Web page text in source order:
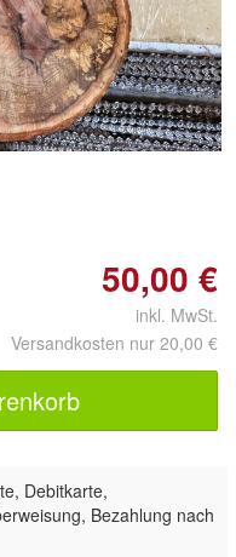
zum
50,00 €
inkl. MwSt.
Versandkosten nur 20,00 €
Debitkarte,
Bezahlung nach